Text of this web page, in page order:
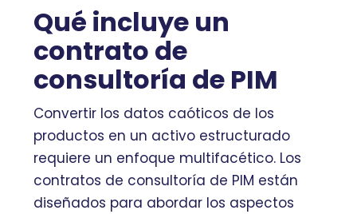
Qué incluye un
contrato de
consultoría de PIM
Convertir los datos caóticos de los
productos en un activo estructurado
requiere un enfoque multifacético. Los
contratos de consultoría de PIM están
diseñados para abordar los aspectos